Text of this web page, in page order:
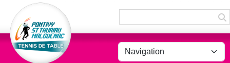
Panneau de gestion des cookies